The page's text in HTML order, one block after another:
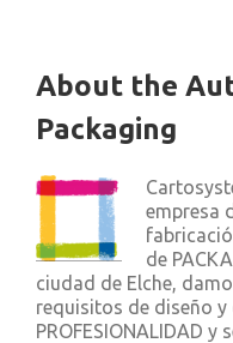
About the
Packaging
empresa
de
ciudad de Elche,
requisitos de diseño y
PROFESIONALIDAD